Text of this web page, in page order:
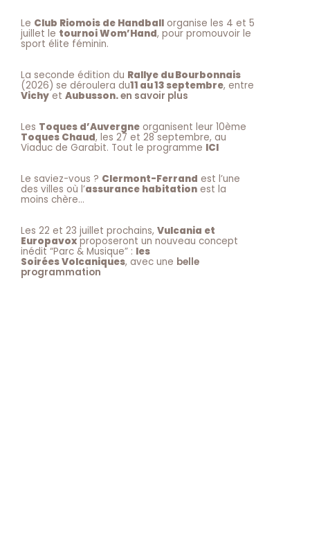
Le Club Riomois de Handball organise les 4 et 5
juillet le tournoi Wom’Hand, pour promouvoir le
sport élite féminin.
La seconde édition du Rallye du Bourbonnais
(2026) se déroulera du11 au 13 septembre, entre
Vichy et Aubusson.en savoir plus
Les Toques d’Auvergne organisent leur 10ème
Toques Chaud, les 27 et 28 septembre, au
Viaduc de Garabit. Tout le programme ICI
Le saviez-vous ? Clermont-Ferrand est l’une
des villes où l’assurance habitation est la
moins chère…
Les 22 et 23 juillet prochains, Vulcania et
Europavoxproposeront un nouveau concept
inédit “Parc & Musique” : les
Soirées Volcaniques, avec une belle
programmation